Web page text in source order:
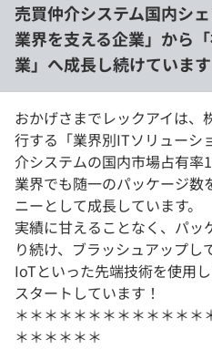
個人向けプラン
法人向けプラン
学校向けプラン
契約内容・クーポン
売買仲介システム国内シ
業界を支える企業」から
業」へ成長し続けています
おかげさまでレックアイは、
行する「業界別ITソリューシ
介システムの国内市場占有率
業界でも随一のパッケージ数
ニーとして成長しています。
実績に甘えることなく、パッ
り続け、ブラッシュアップし
IoTといった先端技術を使用
スタートしています！
＊＊＊＊＊＊＊＊＊＊＊＊＊
＊＊＊＊＊＊